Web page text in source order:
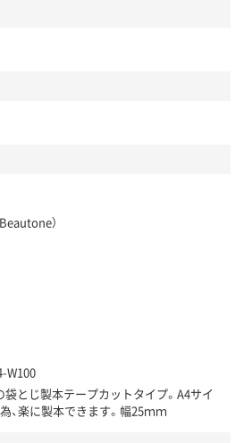
）
W100
袋とじ製本テープカットタイプ。A4サイ
、楽に製本できます。幅25ｍｍ